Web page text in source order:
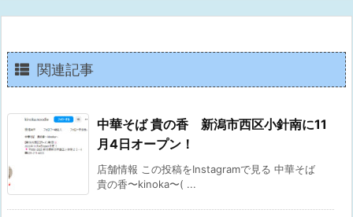
関連記事
中華そば 貴の香 新潟市西区小針南に11
月4日オープン！
店舗情報 この投稿をInstagramで見る 中華そば
貴の香〜kinoka〜( ...